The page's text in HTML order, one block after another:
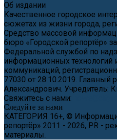
Об издании
Качественное городское
сюжетах из жизни города,
Средство массовой
бюро «Городской репортёр»
Федеральной службой по
информационных технологий
коммуникаций,
77030 от 28.10.2019. Главный
Александрович. Учредитель:
Свяжитесь с нами:
Следуйте за нами
КАТЕГОРИЯ 16+, ©
репортёр» 2011 - 2026, PR -
материалы.